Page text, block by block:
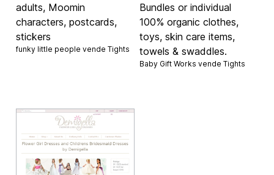
adults, Moomin
characters, postcards,
stickers
funky little people vendeTights
Bundles or individual
100% organic clothes,
toys, skin care items,
towels & swaddles.
Baby Gift Works vende Tights